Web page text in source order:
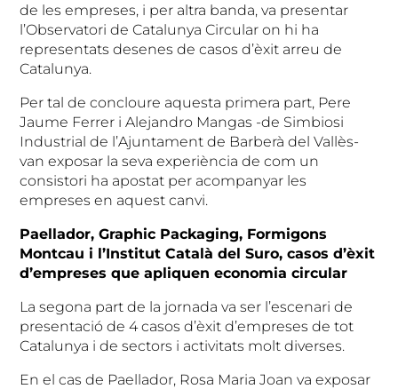
de les empreses, i per altra banda, va presentar
l’Observatori de Catalunya Circular on hi ha
representats desenes de casos d’èxit arreu de
Catalunya.
Per tal de concloure aquesta primera part, Pere
Jaume Ferrer i Alejandro Mangas -de Simbiosi
Industrial de l’Ajuntament de Barberà del Vallès-
van exposar la seva experiència de com un
consistori ha apostat per acompanyar les
empreses en aquest canvi.
Paellador, Graphic Packaging, Formigons
Montcau i l’Institut Català del Suro, casos d’èxit
d’empreses que apliquen economia circular
La segona part de la jornada va ser l’escenari de
presentació de 4 casos d’èxit d’empreses de tot
Catalunya i de sectors i activitats molt diverses.
En el cas de Paellador, Rosa Maria Joan va exposar